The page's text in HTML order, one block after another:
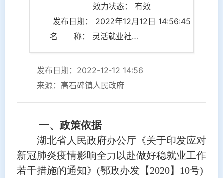
效力状态： 有效
发布日期： 2022年12月12日 14:56:45
名 称： 灵活就业社会保险补贴政策
发布日期：2022-12-12 14:56
来源：高石碑镇人民政府
一、政策依据
湖北省人民政府办公厅《关于印发应对
新冠肺炎疫情影响全力以赴做好稳就业工作
若干措施的通知》(鄂政办发【2020】10号)